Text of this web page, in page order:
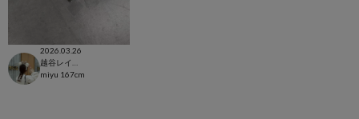
2026.03.26
miyu 167cm